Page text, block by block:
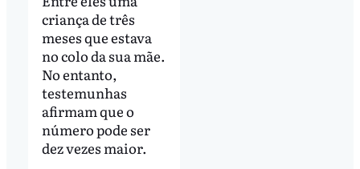
criança de três
meses que estava
no colo da sua mãe.
No entanto,
testemunhas
afirmam que o
número pode ser
dez vezes maior.